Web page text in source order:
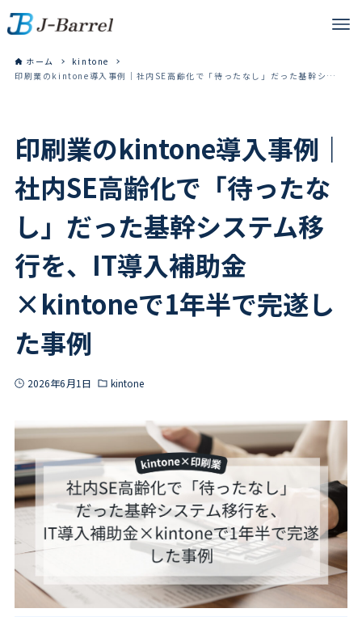
ホーム
kintone
印刷業のkintone導入事例｜社内SE高齢化で「待ったなし」だった基幹システム移行を、IT導入補助金×kintoneで1年半で完遂した事例
印刷業のkintone導入事例｜
社内SE高齢化で「待ったな
し」だった基幹システム移
行を、IT導入補助金
×kintoneで1年半で完遂し
た事例
2026年6月1日 kintone